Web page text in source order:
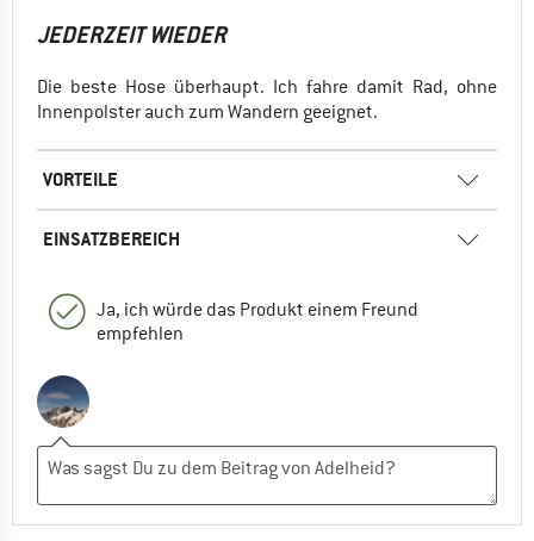
JEDERZEIT WIEDER
Die beste Hose überhaupt. Ich fahre damit Rad, ohne
Innenpolster auch zum Wandern geeignet.
VORTEILE
EINSATZBEREICH
Ja, ich würde das Produkt einem Freund
empfehlen